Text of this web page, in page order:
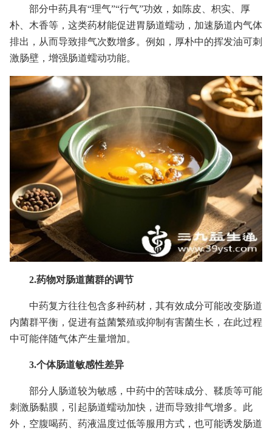
部分中药具有“理气”“行气”功效，如陈皮、枳实、厚
朴、木香等，这类药材能促进胃肠道蠕动，加速肠道内气体
排出，从而导致排气次数增多。例如，厚朴中的挥发油可刺
激肠壁，增强肠道蠕动功能。
2.药物对肠道菌群的调节
中药复方往往包含多种药材，其有效成分可能改变肠道
内菌群平衡，促进有益菌繁殖或抑制有害菌生长，在此过程
中可能伴随气体产生量增加。
3.个体肠道敏感性差异
部分人肠道较为敏感，中药中的苦味成分、鞣质等可能
刺激肠黏膜，引起肠道蠕动加快，进而导致排气增多。此
外，空腹喝药、药液温度过低等服用方式，也可能诱发肠道